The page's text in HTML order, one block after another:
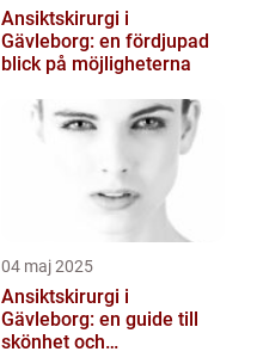
Ansiktskirurgi i
Gävleborg: en fördjupad
blick på möjligheterna
04 maj 2025
Ansiktskirurgi i
Gävleborg: en guide till
skönhet och